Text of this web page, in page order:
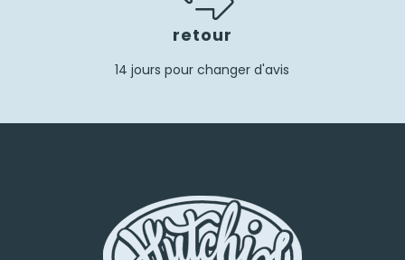
retour
14 jours pour changer d'avis